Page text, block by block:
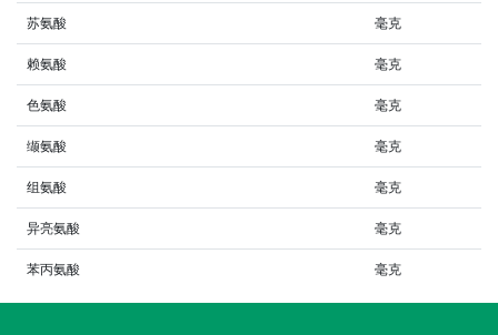
苏氨酸 毫克
赖氨酸 毫克
色氨酸 毫克
缬氨酸 毫克
组氨酸 毫克
异亮氨酸 毫克
苯丙氨酸 毫克